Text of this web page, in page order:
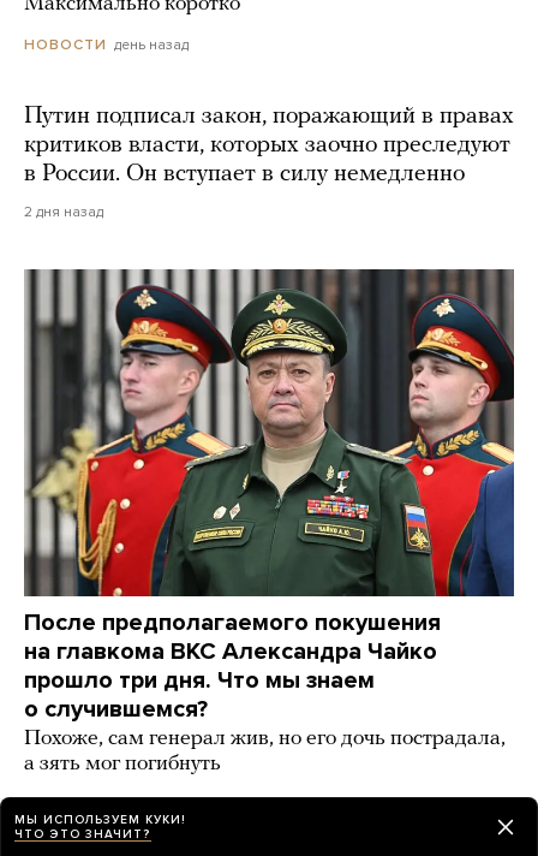
НОВОСТИ день назад
Путин подписал закон, поражающий в правах
критиков власти, которых заочно преследуют
в России. Он вступает в силу немедленно
2 дня назад
После предполагаемого покушения
на главкома ВКС Александра Чайко
прошло три дня. Что мы знаем
о случившемся?
Похоже, сам генерал жив, но его дочь пострадала,
а зять мог погибнуть
2 дня назад
МЫ ИСПОЛЬЗУЕМ КУКИ!
ЧТО ЭТО ЗНАЧИТ?